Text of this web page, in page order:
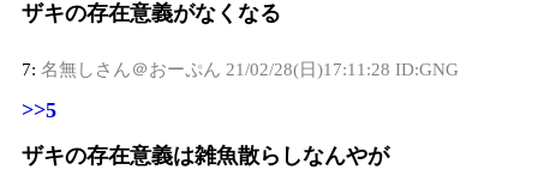
ザキの存在意義がなくなる
7: 名無しさん＠おーぷん 21/02/28(日)17:11:28 ID:GNG
>>5
ザキの存在意義は雑魚散らしなんやが